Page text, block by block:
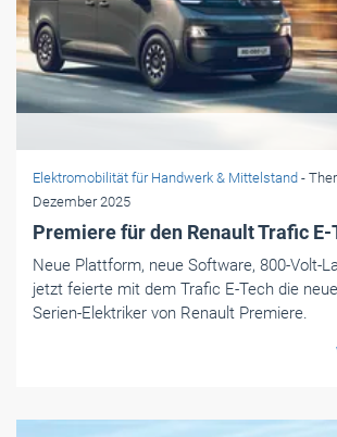
Elektromobilität für Handwerk & Mittelstand -
Dezember 2025
Premiere für den Renault Trafic E-
Neue Plattform, neue Software, 800-Volt-
jetzt feierte mit dem Trafic E-Tech die
Serien-Elektriker von Renault Premiere.